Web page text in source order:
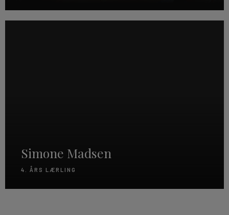
Simone Madsen
4. ÅRS LÆRLING